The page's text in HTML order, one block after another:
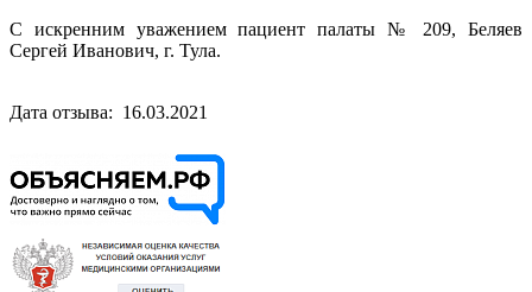
С искренним уважением пациент палаты № 209, Беляев
Сергей Иванович, г. Тула.
Дата отзыва: 16.03.2021